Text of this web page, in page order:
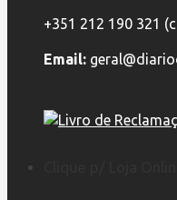
+351 212 190 321
Email: